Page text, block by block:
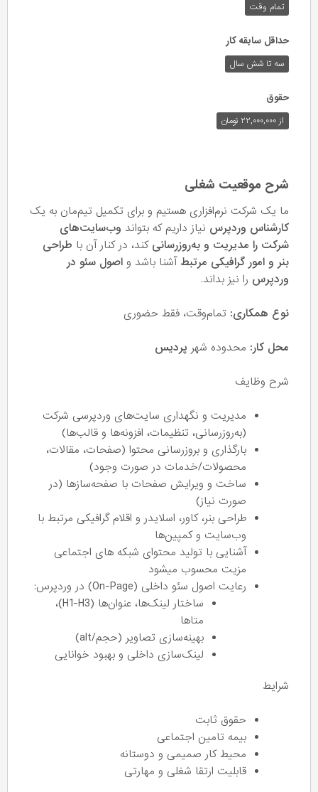
تمام وقت
حداقل سابقه کار
سه تا شش سال
حقوق
از ۲۲,۰۰۰,۰۰۰ تومان
شرح موقعیت شغلی
ما یک شرکت نرم‌افزاری هستیم و برای تکمیل تیم‌مان به یک
کارشناس وردپرس نیاز داریم که بتواند وب‌سایت‌های
شرکت را مدیریت و به‌روزرسانی کند، در کنار آن با طراحی
بنر و امور گرافیکی مرتبط آشنا باشد و اصول سئو در
وردپرس را نیز بداند.
نوع همکاری: تمام‌وقت، فقط حضوری
محل کار: محدوده شهر پردیس
شرح وظایف
مدیریت و نگهداری سایت‌های وردپرسی شرکت
(به‌روزرسانی، تنظیمات، افزونه‌ها و قالب‌ها)
بارگذاری و بروزرسانی محتوا (صفحات، مقالات،
محصولات/خدمات در صورت وجود)
ساخت و ویرایش صفحات با صفحه‌سازها (در
صورت نیاز)
طراحی بنر، کاور، اسلایدر و اقلام گرافیکی مرتبط با
وب‌سایت و کمپین‌ها
آشنایی با تولید محتوای شبکه های اجتماعی
مزیت محسوب میشود
رعایت اصول سئو داخلی (On-Page) در وردپرس:
ساختار لینک‌ها، عنوان‌ها (H1-H3)،
متاها
بهینه‌سازی تصاویر (حجم/alt)
لینک‌سازی داخلی و بهبود خوانایی
شرایط
حقوق ثابت
بیمه تامین اجتماعی
محیط کار صمیمی و دوستانه
قابلیت ارتقا شغلی و مهارتی